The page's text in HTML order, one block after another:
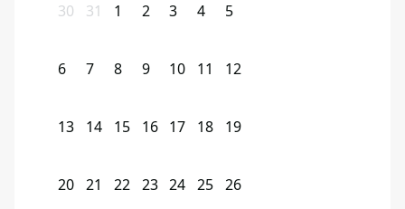
30 31 1 2 3 4 5
6 7 8 9 10 11 12
13 14 15 16 17 18 19
20 21 22 23 24 25 26